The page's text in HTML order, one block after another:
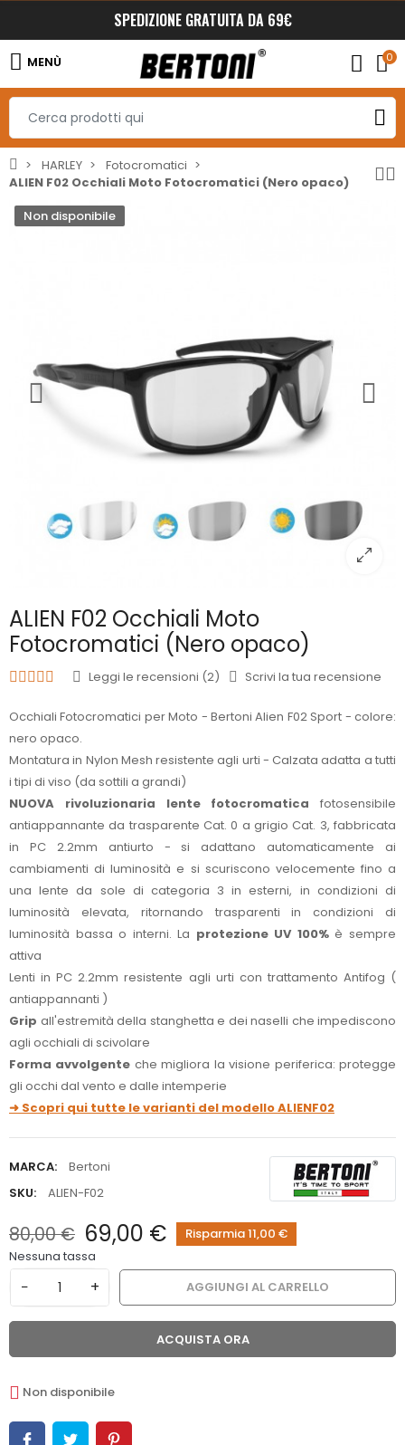
SPEDIZIONE GRATUITA DA 69€
MENÙ 0
HARLEY
Fotocromatici
ALIEN F02 Occhiali Moto Fotocromatici (Nero opaco)
Non disponibile
ALIEN F02 Occhiali Moto
Fotocromatici (Nero opaco)
Leggi le recensioni (2) Scrivi la tua recensione
Occhiali Fotocromatici per Moto - Bertoni Alien F02 Sport - colore:
nero opaco.
Montatura in Nylon Mesh resistente agli urti - Calzata adatta a tutti
i tipi di viso (da sottili a grandi)
NUOVA rivoluzionaria lente fotocromatica fotosensibile
antiappannante da trasparente Cat. 0 a grigio Cat. 3, fabbricata
in PC 2.2mm antiurto - si adattano automaticamente ai
cambiamenti di luminosità e si scuriscono velocemente fino a
una lente da sole di categoria 3 in esterni, in condizioni di
luminosità elevata, ritornando trasparenti in condizioni di
luminosità bassa o interni. La protezione UV 100%è sempre
attiva
Lenti in PC 2.2mm resistente agli urti con trattamento Antifog (
antiappannanti )
Grip all'estremità della stanghetta e dei naselli che impediscono
agli occhiali di scivolare
Forma avvolgente che migliora la visione periferica: protegge
gli occhi dal vento e dalle intemperie
➜ Scopri qui tutte le varianti del modello ALIENF02
MARCA:
Bertoni
SKU:
ALIEN-F02
80,00 € 69,00 €
Risparmia 11,00 €
Nessuna tassa
− + AGGIUNGI AL CARRELLO
ACQUISTA ORA
Non disponibile